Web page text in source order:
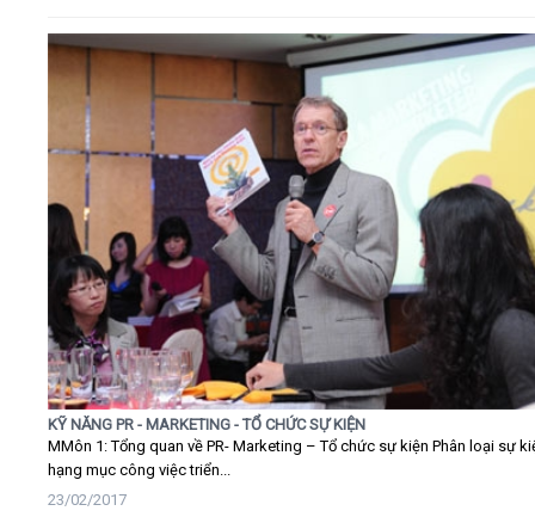
KỸ NĂNG PR - MARKETING - TỔ CHỨC SỰ KIỆN
MMôn 1: Tổng quan về PR- Marketing – Tổ chức sự kiện Phân loại sự
hạng mục công việc triển...
23/02/2017